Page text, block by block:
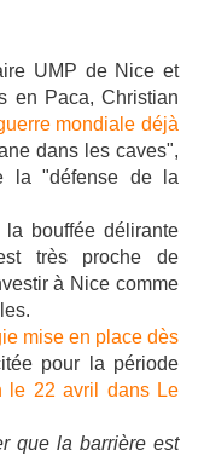
UMP de Nice et
en Paca, Christian
mondiale déjà
dans les caves",
la "défense de la
bouffée délirante
très proche de
à Nice comme
mise en place dès
pour la période
le 22 avril dans Le
que la barrière est